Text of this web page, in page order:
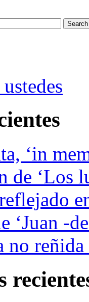
‘in
de ‘Los
‘Juan -
no